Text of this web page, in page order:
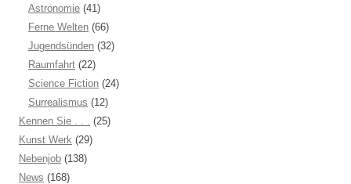
Astronomie (41)
Ferne Welten (66)
Jugendsünden (32)
Raumfahrt (22)
Science Fiction (24)
Surrealismus (12)
Kennen Sie . . . (25)
Kunst Werk (29)
Nebenjob (138)
News (168)